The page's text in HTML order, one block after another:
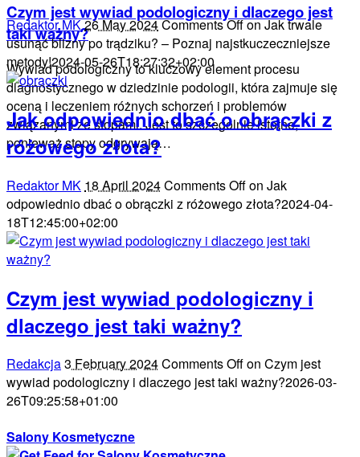
Czym jest wywiad podologiczny i dlaczego jest
taki ważny?
Wywiad podologiczny to kluczowy element procesu
diagnostycznego w dziedzinie podologii, która zajmuje się
oceną i leczeniem różnych schorzeń i problemów
związanymi ze stopami. Jest to szczególnie istotne,
ponieważ stopy odgrywają…
Redaktor MK26 May 2024Comments Offon Jak trwale
usunąć blizny po trądziku? – Poznaj najstkuczeczniejsze
metody!2024-05-26T18:27:32+02:00
Jak odpowiednio dbać o obrączki z
różowego złota?
Redaktor MK 18 April 2024Comments Offon Jak
odpowiednio dbać o obrączki z różowego złota?2024-04-
18T12:45:00+02:00
Czym jest wywiad podologiczny i
dlaczego jest taki ważny?
Redakcja3 February 2024Comments Offon Czym jest
wywiad podologiczny i dlaczego jest taki ważny?2026-03-
26T09:25:58+01:00
Salony Kosmetyczne